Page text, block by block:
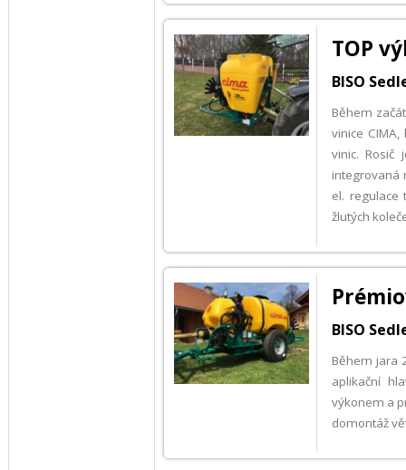
TOP
BISO
Během
vinice
vinic. Rosič
integrovaná
el. regulace
žlutých
BISO
Během jara
aplikační
výkonem a
domontáž